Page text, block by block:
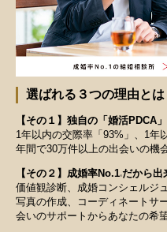
選ばれる３つの理由とは
【その１】独自の「婚活PDCA
1年以内の交際率「93%」、1年
年間で30万件以上の出会いの機
【その２】成婚率No.1※だから出
価値観診断、成婚コンシェルジ
写真の作成、コーディネートサ
会いのサポートからあなたの希